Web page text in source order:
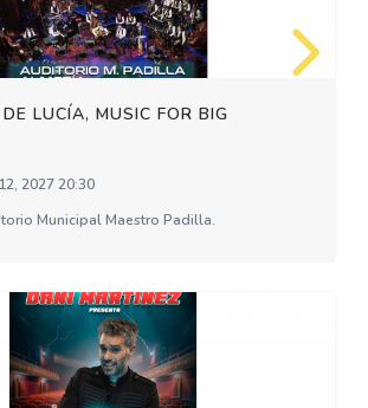
LUCÍA, MUSIC FOR BIG
2027 20:30
Municipal Maestro Padilla.